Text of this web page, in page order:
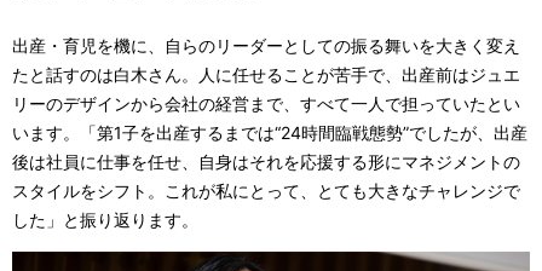
出産・育児を機に、自らのリーダーとしての振る舞いを大きく変え
たと話すのは白木さん。人に任せることが苦手で、出産前はジュエ
リーのデザインから会社の経営まで、すべて一人で担っていたとい
います。「第1子を出産するまでは“24時間臨戦態勢”でしたが、出産
後は社員に仕事を任せ、自身はそれを応援する形にマネジメントの
スタイルをシフト。これが私にとって、とても大きなチャレンジで
した」と振り返ります。